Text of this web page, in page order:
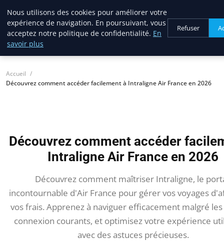
lostpages
BUSINESS INSIGHTS
Accueil
Découvrez comment accéder facilement à Intraligne Air France en 2026
Découvrez comment accéder
Intraligne Air France en 2026
Découvrez comment maîtriser Intraligne, le
incontournable d'Air France pour gérer vos voyages
vos frais. Apprenez à naviguer efficacement malgré
connexion courants, et optimisez votre expérience
avec des astuces précieuses.
Nous utilisons des cookies pour améliorer votre
expérience de navigation. En poursuivant, vous
acceptez notre politique de confidentialité. En
savoir plus
Refuser